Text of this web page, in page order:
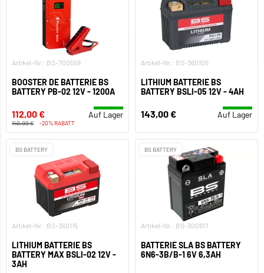
Artikel-Nr.: BS-700559
BOOSTER DE BATTERIE BS
BATTERY PB-02 12V - 1200A
112,00 € Auf Lager
140,00 € -20% RABATT
Artikel-Nr.: BS-360105
LITHIUM BATTERIE BS
BATTERY BSLI-05 12V - 4AH
143,00 € Auf Lager
BS BATTERY
Artikel-Nr.: BS-360115
LITHIUM BATTERIE BS
BATTERY MAX BSLI-02 12V -
3AH
BS BATTERY
Artikel-Nr.: BS-300917
BATTERIE SLA BS BATTERY
6N6-3B/B-1 6V 6,3AH